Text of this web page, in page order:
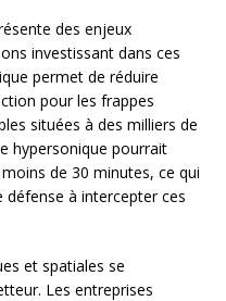
des enjeux
investissant dans ces
permet de réduire
pour les frappes
situées à des milliers de
hypersonique pourrait
de 30 minutes, ce qui
défense à intercepter ces
et spatiales se
Les entreprises